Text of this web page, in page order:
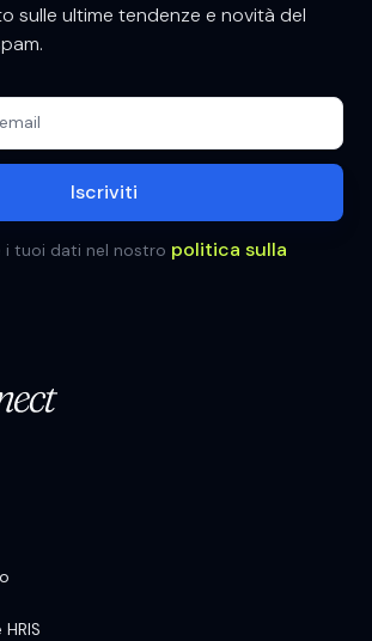
sulle ultime tendenze e novità del
i tuoi dati nel nostro politica sulla